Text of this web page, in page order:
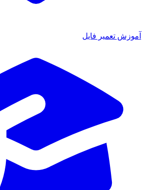
آموزش تعمیر فایل